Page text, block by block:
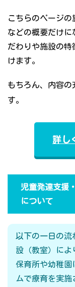
こちらのページ
などの概要だけに
だわりや施設の特
けます。
もちろん、内容の
す。
詳し
児童発達支援
について
以下の一日の流
設（教室）によ
保育所や幼稚園
ムで療育を実施